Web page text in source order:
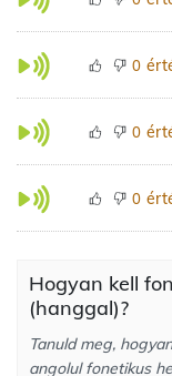
0
0
0
Hogyan kell
(hanggal)?
Tanuld meg,
angolul fonetikus